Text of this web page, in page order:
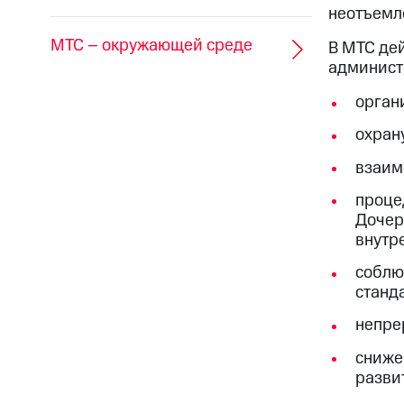
МТС – окружающей среде
В МТС